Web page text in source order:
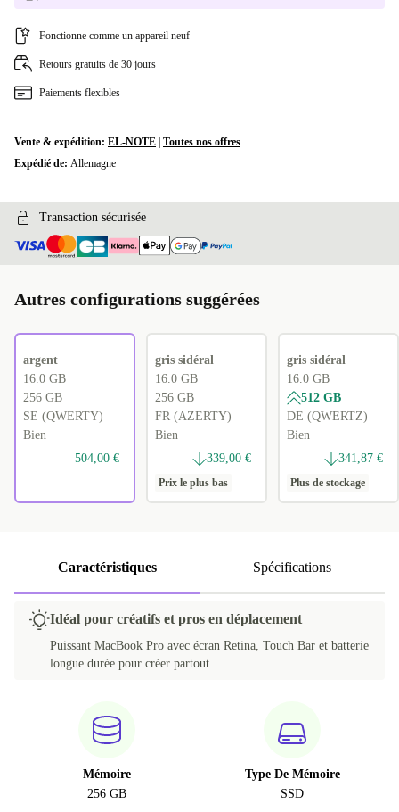
Fonctionne comme un appareil neuf
Retours gratuits de 30 jours
Paiements flexibles
Vente & expédition: EL-NOTE Toutes nos offres
Expédié de: Allemagne
Transaction sécurisée
Autres configurations suggérées
argent
16.0 GB
256 GB
SE (QWERTY)
Bien
504,00 €
gris sidéral
16.0 GB
256 GB
FR (AZERTY)
Bien
339,00 €
Prix le plus bas
gris sidéral
16.0 GB
512 GB
DE (QWERTZ)
Bien
341,87 €
Plus de stockage
Caractéristiques Spécifications
Idéal pour créatifs et pros en déplacement
Puissant MacBook Pro avec écran Retina, Touch Bar et batterie
longue durée pour créer partout.
Mémoire
256 GB
Type De Mémoire
SSD